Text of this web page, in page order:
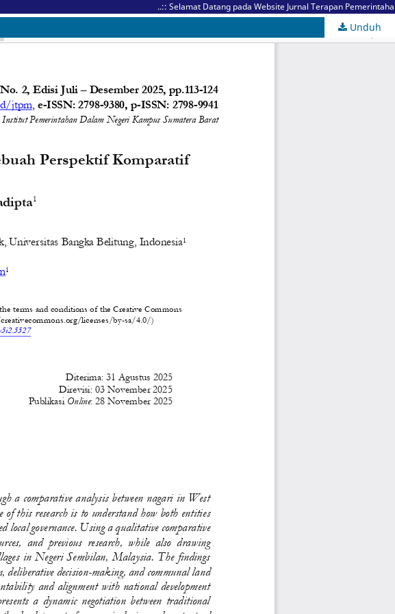
..:: Selamat Datang pada Website Jurnal Terapan
Unduh